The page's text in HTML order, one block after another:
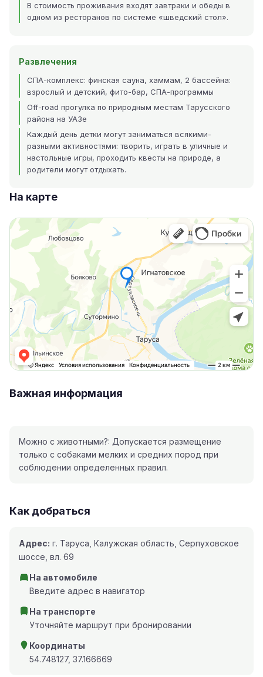
В стоимость проживания входят завтраки и обеды в
одном из ресторанов по системе «шведский стол».
Развлечения
СПА-комплекс: финская сауна, хаммам, 2 бассейна:
взрослый и детский, фито-бар, СПА-программы
Off-road прогулка по природным местам Тарусского
района на УАЗе
Каждый день детки могут заниматься всякими-
разными активностями: творить, играть в уличные и
настольные игры, проходить квесты на природе, а
родители могут отдыхать.
На карте
Важная информация
Можно с животными?: Допускается размещение
только с собаками мелких и средних пород при
соблюдении определенных правил.
Как добраться
Адрес: г. Таруса, Калужская область, Серпуховское
шоссе, вл. 69
На автомобиле
Введите адрес в навигатор
На транспорте
Уточняйте маршрут при бронировании
Координаты
54.748127, 37.166669